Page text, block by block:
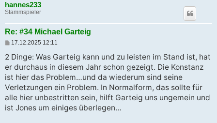
hannes233
Stammspieler
Re: #34 Michael Garteig
B
i
r
a
17.12.2025 12:11
2 Dinge: Was Garteig kann und zu leisten im Stand ist, hat
er durchaus in diesem Jahr schon gezeigt. Die Konstanz
ist hier das Problem…und da wiederum sind seine
Verletzungen ein Problem. In Normalform, das sollte für
alle hier unbestritten sein, hilft Garteig uns ungemein und
ist Jones um einiges überlegen…